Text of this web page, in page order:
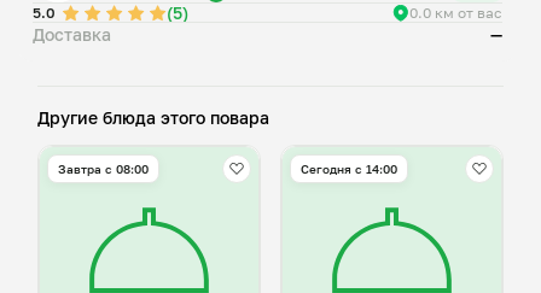
5.0
(5) 0.0 км от вас
Доставка —
Другие блюда этого повара
Завтра c 08:00 Сегодня с 14:00